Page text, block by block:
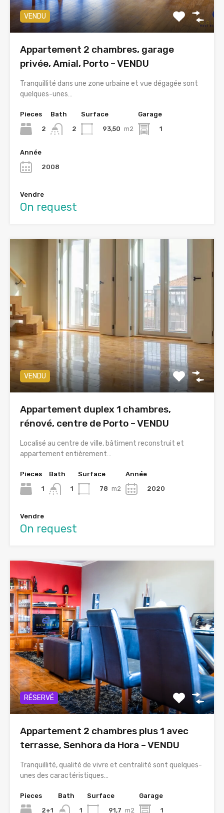
VENDU
Appartement 2 chambres, garage
privée, Amial, Porto – VENDU
Tranquillité dans une zone urbaine et vue dégagée sont
quelques-unes…
Pieces
2
Bath
2
Surface
93,50 m2
Garage
1
Année
2008
Vendre
On request
VENDU
Appartement duplex 1 chambres,
rénové, centre de Porto – VENDU
Localisé au centre de ville, bâtiment reconstruit et
appartement entièrement…
Pieces
1
Bath
1
Surface
78 m2
Année
2020
Vendre
On request
RÉSERVÉ
Appartement 2 chambres plus 1 avec
terrasse, Senhora da Hora – VENDU
Tranquillité, qualité de vivre et centralité sont quelques-
unes des caractéristiques…
Pieces
2+1
Bath
1
Surface
91,7 m2
Garage
1